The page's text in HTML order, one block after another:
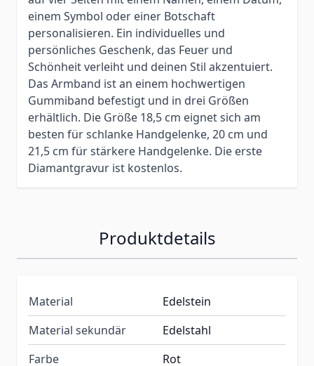
einem Symbol oder einer Botschaft
personalisieren. Ein individuelles und
persönliches Geschenk, das Feuer und
Schönheit verleiht und deinen Stil akzentuiert.
Das Armband ist an einem hochwertigen
Gummiband befestigt und in drei Größen
erhältlich. Die Größe 18,5 cm eignet sich am
besten für schlanke Handgelenke, 20 cm und
21,5 cm für stärkere Handgelenke. Die erste
Diamantgravur ist kostenlos.
Produktdetails
Material
Edelstein
Material sekundär
Edelstahl
Farbe
Rot